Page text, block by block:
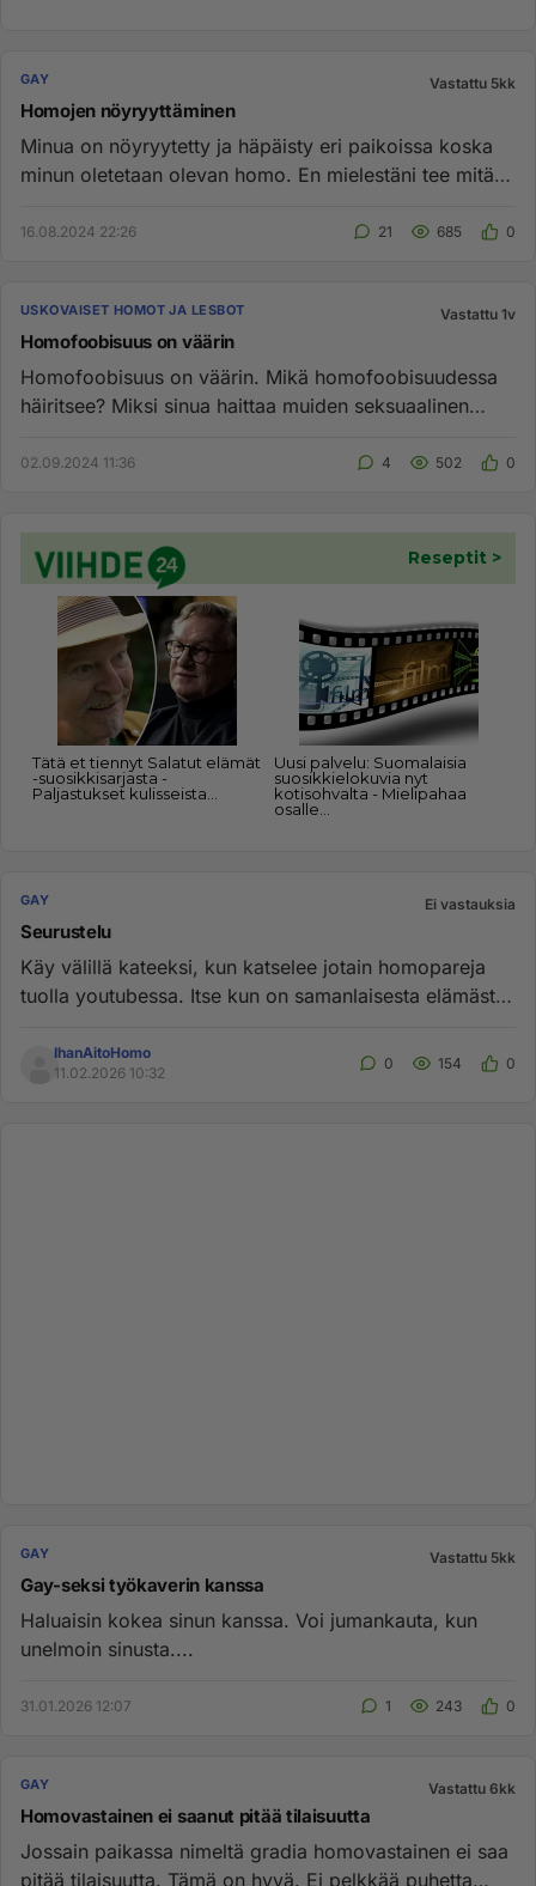
GAY Vastattu 5kk
Homojen nöyryyttäminen
Minua on nöyryytetty ja häpäisty eri paikoissa koska
minun oletetaan olevan homo. En mielestäni tee mitään
16.08.2024 22:26 21 685 0
USKOVAISET HOMOT JA LESBOT Vastattu 1v
Homofoobisuus on väärin
Homofoobisuus on väärin. Mikä homofoobisuudessa
häiritsee? Miksi sinua haittaa muiden seksuaalinen
02.09.2024 11:36 4 502 0
GAY Ei vastauksia
Seurustelu
Käy välillä kateeksi, kun katselee jotain homopareja
tuolla youtubessa. Itse kun on samanlaisesta elämästä
IhanAitoHomo
11.02.2026 10:32
0 154 0
GAY Vastattu 5kk
Gay-seksi työkaverin kanssa
Haluaisin kokea sinun kanssa. Voi jumankauta, kun
unelmoin sinusta....
31.01.2026 12:07 1 243 0
GAY Vastattu 6kk
Homovastainen ei saanut pitää tilaisuutta
Jossain paikassa nimeltä gradia homovastainen ei saa
pitää tilaisuutta. Tämä on hyvä. Ei pelkkää puhetta